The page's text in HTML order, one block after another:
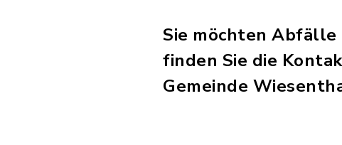
Sie möchten
finden Sie die
Gemeinde